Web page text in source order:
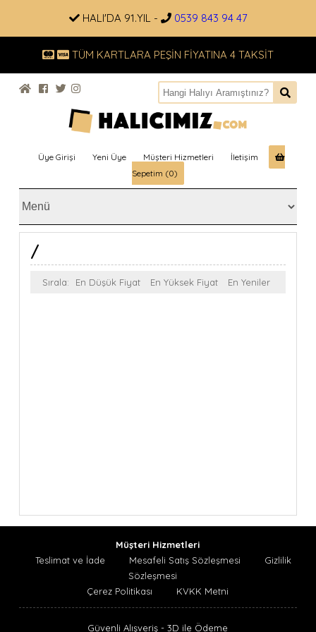
HALI'DA 91.YIL - 0539 843 94 47
TÜM KARTLARA PEŞİN FİYATINA 4 TAKSİT
Üye Girişi Yeni Üye Müşteri Hizmetleri
İletişim
Sepetim (0)
/
Sırala: En Düşük Fiyat En Yüksek Fiyat En Yeniler
Müşteri Hizmetleri
Teslimat ve İade
Mesafeli Satış Sözleşmesi
Gizlilik
Sözleşmesi
Çerez Politikası
KVKK Metni
Güvenli Alışveriş - 3D ile Ödeme